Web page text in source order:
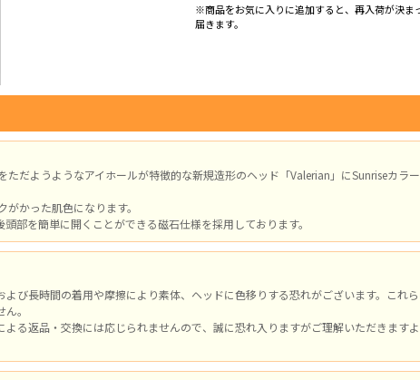
※商品をお気に入りに追加すると、再入荷が決ま
届きます。
だようようなアイホールが特徴的な新規造形のヘッド「Valerian」にSunriseカラ
かった肌色になります。
部を簡単に開くことができる磁石仕様を採用しております。
び長時間の着用や摩擦により素体、ヘッドに色移りする恐れがございます。これ
。
る返品・交換には応じられませんので、誠に恐れ入りますがご理解いただきます